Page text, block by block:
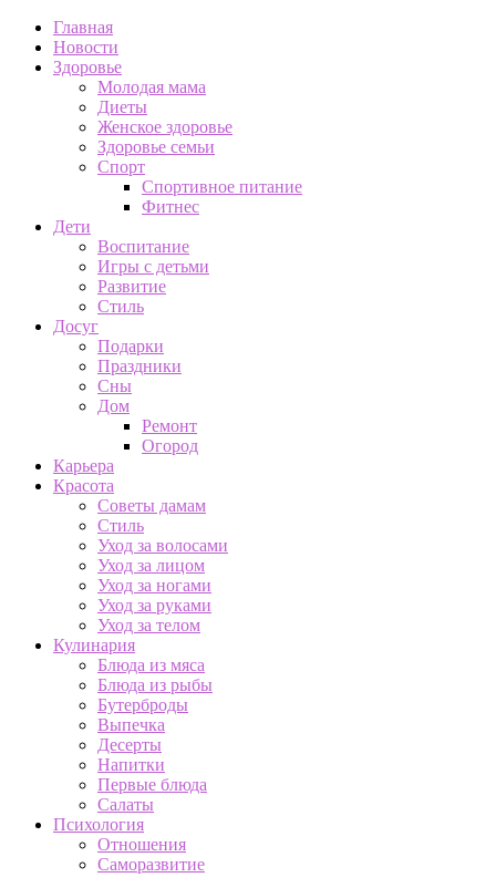
Главная
Новости
Здоровье
Молодая мама
Диеты
Женское здоровье
Здоровье семьи
Спорт
Спортивное питание
Фитнес
Дети
Воспитание
Игры с детьми
Развитие
Стиль
Досуг
Подарки
Праздники
Сны
Дом
Ремонт
Огород
Карьера
Красота
Советы дамам
Стиль
Уход за волосами
Уход за лицом
Уход за ногами
Уход за руками
Уход за телом
Кулинария
Блюда из мяса
Блюда из рыбы
Бутерброды
Выпечка
Десерты
Напитки
Первые блюда
Салаты
Психология
Отношения
Саморазвитие